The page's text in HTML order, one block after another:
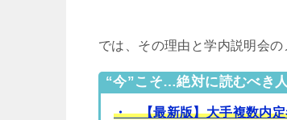
では、その理由と学内説明会の
“今”こそ…絶対に読むべき
・ 【最新版】大手複数内定